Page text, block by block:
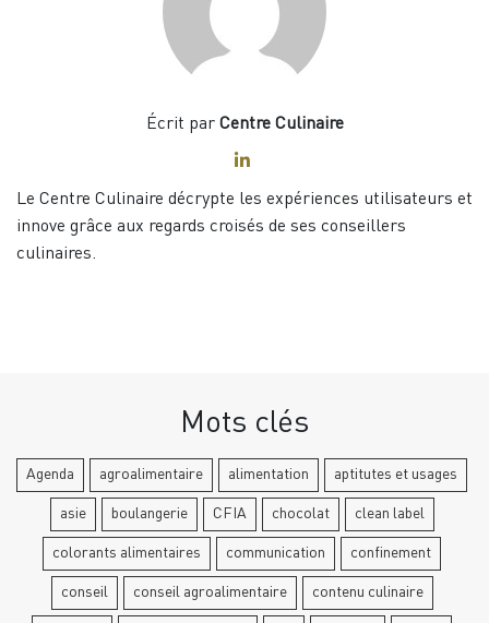
Écrit par Centre Culinaire
Le Centre Culinaire décrypte les expériences utilisateurs et
innove grâce aux regards croisés de ses conseillers
culinaires.
Mots clés
Agenda agroalimentaire alimentation aptitutes et usages
asie boulangerie CFIA chocolat clean label
colorants alimentaires communication confinement
conseil conseil agroalimentaire contenu culinaire